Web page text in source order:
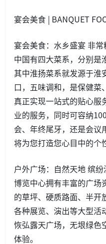
宴会美食 | BANQUET
宴会美食：水乡盛宴 非常
中国有四大菜系，分别是
其中淮扬菜系就发源于淮
口，五味调和，是保健菜
真正实现一站式的贴心服
业的服务，同时可容纳
会、年终尾牙，还是会议
将为您打造您心目中的个
户外广场：自然天地 缤纷
博览中心拥有丰富的广场
的草坪、硬质路面、半
各种展览、演出等大型活
恢弘露天广场，无垠绿色
体验。